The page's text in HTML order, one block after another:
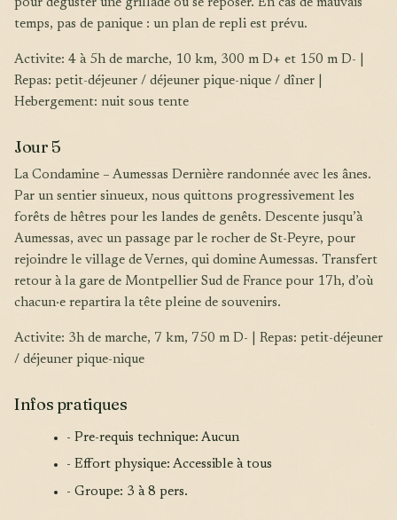
pour déguster une grillade ou se reposer. En cas de mauvais
temps, pas de panique : un plan de repli est prévu.
Activite: 4 à 5h de marche, 10 km, 300 m D+ et 150 m D- |
Repas: petit-déjeuner / déjeuner pique-nique / dîner |
Hebergement: nuit sous tente
Jour 5
La Condamine – Aumessas Dernière randonnée avec les ânes.
Par un sentier sinueux, nous quittons progressivement les
forêts de hêtres pour les landes de genêts. Descente jusqu’à
Aumessas, avec un passage par le rocher de St-Peyre, pour
rejoindre le village de Vernes, qui domine Aumessas. Transfert
retour à la gare de Montpellier Sud de France pour 17h, d’où
chacun·e repartira la tête pleine de souvenirs.
Activite: 3h de marche, 7 km, 750 m D- | Repas: petit-déjeuner
/ déjeuner pique-nique
Infos pratiques
- Pre-requis technique: Aucun
- Effort physique: Accessible à tous
- Groupe: 3 à 8 pers.